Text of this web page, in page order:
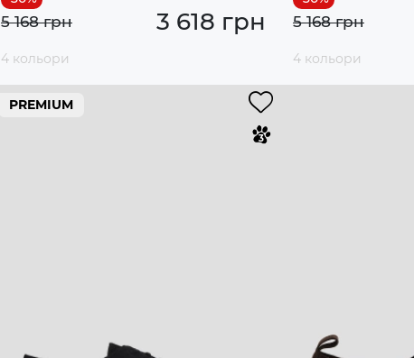
3 618 грн
5 168 грн
4 кольори
5 168 грн
4 кольори
PREMIUM